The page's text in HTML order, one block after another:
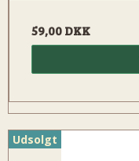
59,00 DKK
Udsolgt